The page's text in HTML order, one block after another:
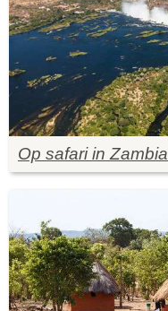
Op safari in Zambia